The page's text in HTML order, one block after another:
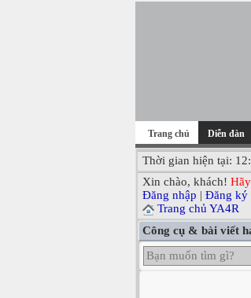
Trang chủ Diễn đàn
Thời gian hiện tại:
Xin chào, khách!
Đăng nhập | Đăng ký
Trang chủ YA4R
Công cụ & bài viết